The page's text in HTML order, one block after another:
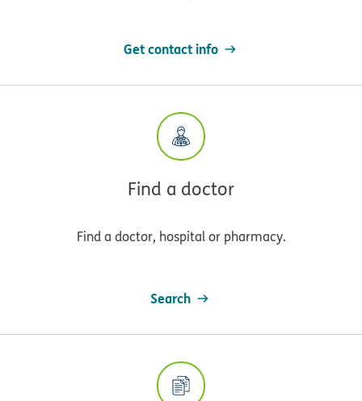
Get contact info
Find a doctor
Find a doctor, hospital or pharmacy.
Search